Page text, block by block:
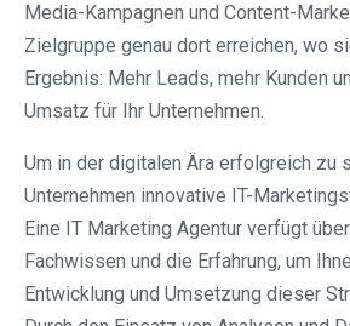
Media-Kampagnen und Content-
Zielgruppe genau dort erreichen, wo
Ergebnis: Mehr Leads, mehr Kunden
Umsatz für Ihr Unternehmen.
Um in der digitalen Ära erfolgreich zu
Unternehmen innovative IT-
Eine IT Marketing Agentur verfügt
Fachwissen und die Erfahrung, um
Entwicklung und Umsetzung dieser